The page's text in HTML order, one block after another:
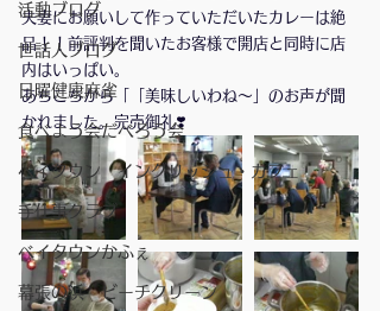
活動ブログ
世話人ブログ
日曜健康麻雀
食べよう会だべろう会
ベイタウン イングリッシュ・カフェ
手仕事クラブ
ベイタウンかふぇ
幕張の浜 ビーチクリーン
夫妻にお願いして作っていただいたカレーは絶
品！！前評判を聞いたお客様で開店と同時に店
内はいっぱい。
あちこちから「「美味しいわね〜」のお声が聞
かれました。完売御礼❣️